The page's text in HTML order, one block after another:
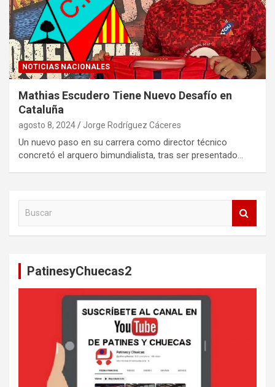
NOTICIAS NACIONALES
Mathias Escudero Tiene Nuevo Desafío en
Cataluña
agosto 8, 2024 Jorge Rodríguez Cáceres
Un nuevo paso en su carrera como director técnico
concretó el arquero bimundialista, tras ser presentado…
PatinesyChuecas2